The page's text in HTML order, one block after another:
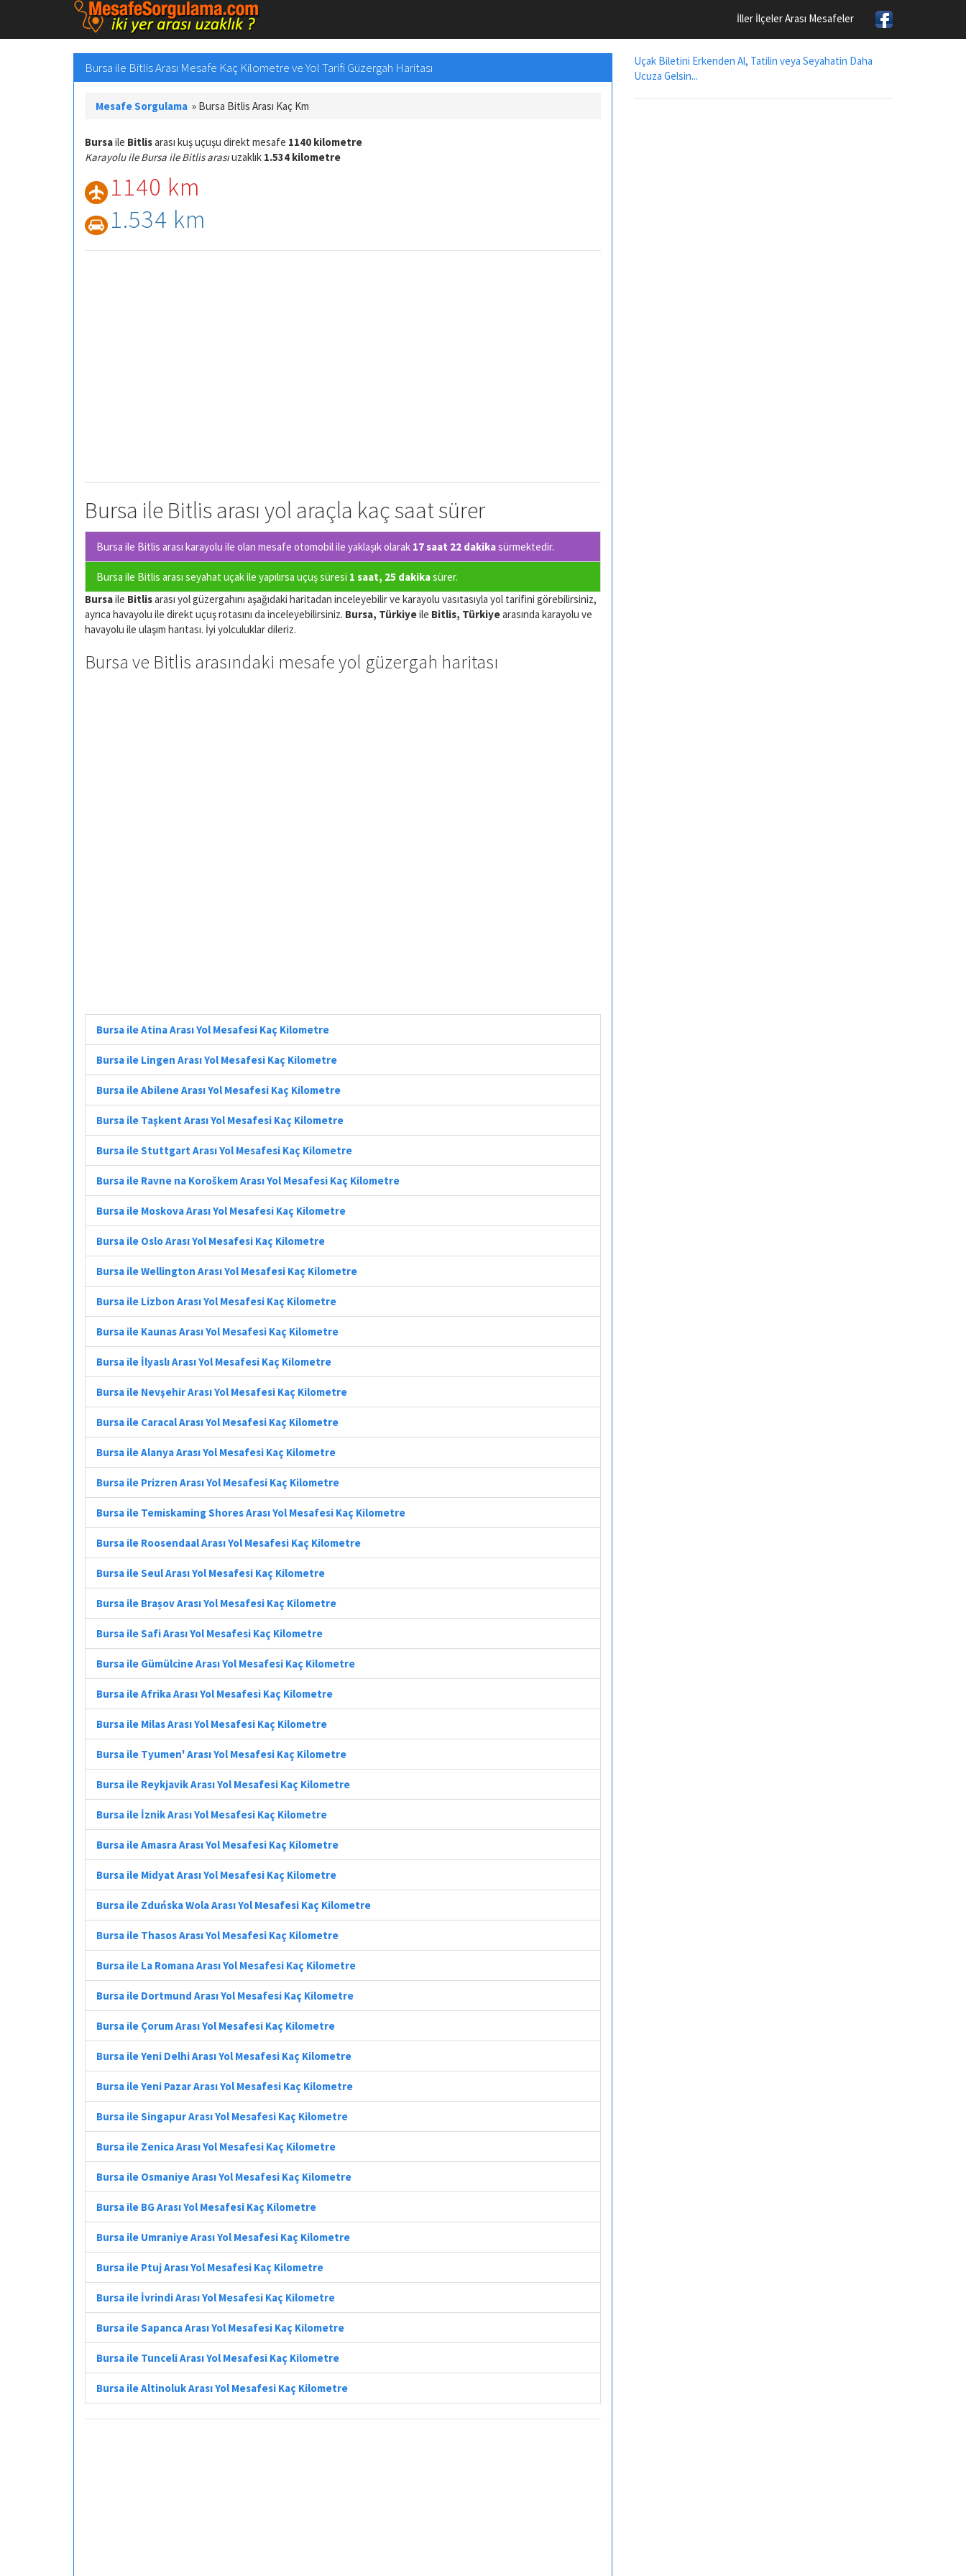
İller İlçeler Arası Mesafeler
Bursa ile Bitlis Arası Mesafe Kaç Kilometre ve Yol Tarifi Güzergah Haritası
Mesafe Sorgulama » Bursa Bitlis Arası Kaç Km
Bursaile Bitlisarası kuş uçuşu direkt mesafe 1140 kilometre
Karayolu ile Bursa ile Bitlis arasıuzaklık 1.534 kilometre
1140 km
1.534 km
Bursa ile Bitlis arası yol araçla kaç saat sürer
Bursa ile Bitlis arası karayolu ile olan mesafe otomobil ile yaklaşık olarak 17 saat 22 dakikasürmektedir.
Bursa ile Bitlis arası seyahat uçak ile yapılırsa uçuş süresi 1 saat, 25 dakikasürer.
Bursaile Bitlisarası yol güzergahını aşağıdaki haritadan inceleyebilir ve karayolu vasıtasıyla yol tarifini görebilirsiniz,
ayrıca havayolu ile direkt uçuş rotasını da inceleyebilirsiniz. Bursa, Türkiyeile Bitlis, Türkiyearasında karayolu ve
havayolu ile ulaşım harıtası. İyi yolculuklar dileriz.
Bursa ve Bitlis arasındaki mesafe yol güzergah haritası
Bursa ile Atina Arası Yol Mesafesi Kaç Kilometre
Bursa ile Lingen Arası Yol Mesafesi Kaç Kilometre
Bursa ile Abilene Arası Yol Mesafesi Kaç Kilometre
Bursa ile Taşkent Arası Yol Mesafesi Kaç Kilometre
Bursa ile Stuttgart Arası Yol Mesafesi Kaç Kilometre
Bursa ile Ravne na Koroškem Arası Yol Mesafesi Kaç Kilometre
Bursa ile Moskova Arası Yol Mesafesi Kaç Kilometre
Bursa ile Oslo Arası Yol Mesafesi Kaç Kilometre
Bursa ile Wellington Arası Yol Mesafesi Kaç Kilometre
Bursa ile Lizbon Arası Yol Mesafesi Kaç Kilometre
Bursa ile Kaunas Arası Yol Mesafesi Kaç Kilometre
Bursa ile İlyaslı Arası Yol Mesafesi Kaç Kilometre
Bursa ile Nevşehir Arası Yol Mesafesi Kaç Kilometre
Bursa ile Caracal Arası Yol Mesafesi Kaç Kilometre
Bursa ile Alanya Arası Yol Mesafesi Kaç Kilometre
Bursa ile Prizren Arası Yol Mesafesi Kaç Kilometre
Bursa ile Temiskaming Shores Arası Yol Mesafesi Kaç Kilometre
Bursa ile Roosendaal Arası Yol Mesafesi Kaç Kilometre
Bursa ile Seul Arası Yol Mesafesi Kaç Kilometre
Bursa ile Brașov Arası Yol Mesafesi Kaç Kilometre
Bursa ile Safi Arası Yol Mesafesi Kaç Kilometre
Bursa ile Gümülcine Arası Yol Mesafesi Kaç Kilometre
Bursa ile Afrika Arası Yol Mesafesi Kaç Kilometre
Bursa ile Milas Arası Yol Mesafesi Kaç Kilometre
Bursa ile Tyumen' Arası Yol Mesafesi Kaç Kilometre
Bursa ile Reykjavik Arası Yol Mesafesi Kaç Kilometre
Bursa ile İznik Arası Yol Mesafesi Kaç Kilometre
Bursa ile Amasra Arası Yol Mesafesi Kaç Kilometre
Bursa ile Midyat Arası Yol Mesafesi Kaç Kilometre
Bursa ile Zduńska Wola Arası Yol Mesafesi Kaç Kilometre
Bursa ile Thasos Arası Yol Mesafesi Kaç Kilometre
Bursa ile La Romana Arası Yol Mesafesi Kaç Kilometre
Bursa ile Dortmund Arası Yol Mesafesi Kaç Kilometre
Bursa ile Çorum Arası Yol Mesafesi Kaç Kilometre
Bursa ile Yeni Delhi Arası Yol Mesafesi Kaç Kilometre
Bursa ile Yeni Pazar Arası Yol Mesafesi Kaç Kilometre
Bursa ile Singapur Arası Yol Mesafesi Kaç Kilometre
Bursa ile Zenica Arası Yol Mesafesi Kaç Kilometre
Bursa ile Osmaniye Arası Yol Mesafesi Kaç Kilometre
Bursa ile BG Arası Yol Mesafesi Kaç Kilometre
Bursa ile Umraniye Arası Yol Mesafesi Kaç Kilometre
Bursa ile Ptuj Arası Yol Mesafesi Kaç Kilometre
Bursa ile İvrindi Arası Yol Mesafesi Kaç Kilometre
Bursa ile Sapanca Arası Yol Mesafesi Kaç Kilometre
Bursa ile Tunceli Arası Yol Mesafesi Kaç Kilometre
Bursa ile Altinoluk Arası Yol Mesafesi Kaç Kilometre
Uçak Biletini Erkenden Al, Tatilin veya Seyahatin Daha
Ucuza Gelsin...